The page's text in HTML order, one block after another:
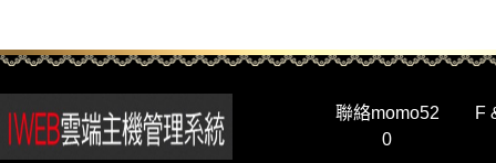
聯絡momo52
0
F